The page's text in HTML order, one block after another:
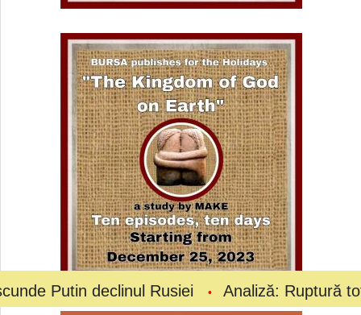
declinul Rusiei Analiză: Ruptură totală la